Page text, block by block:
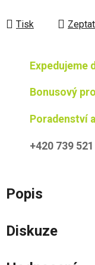
Tisk
Expedujeme
Bonusový
Poradenství
+420 739
Popis
Diskuze